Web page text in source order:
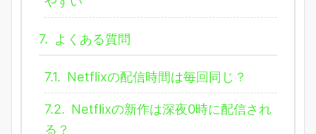
7. よくある質問
7.1. Netflixの配信時間は毎回同じ？
7.2. Netflixの新作は深夜0時に配信され
る？